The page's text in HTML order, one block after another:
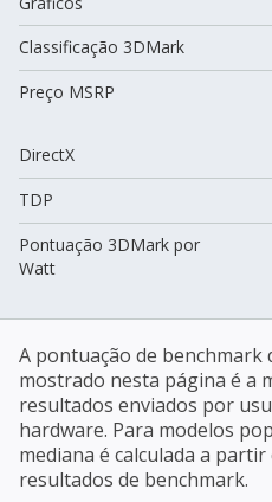
Classificação 3DMark
Preço MSRP
DirectX
TDP
Pontuação 3DMark por
Watt
A pontuação de benchmark
mostrado nesta página é a
resultados enviados por
hardware. Para modelos
mediana é calculada a
resultados de benchmark.